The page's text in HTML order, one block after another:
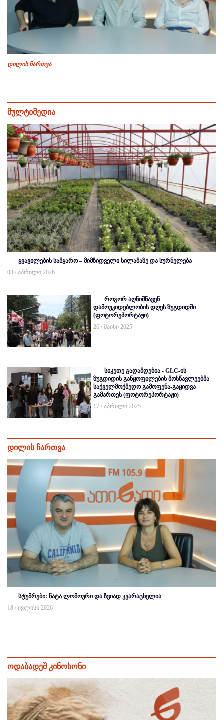
დილის ჩართვა
მულტიმედია
ყვავილების სამყარო – მიმზიდველი სილამაზე და სურნელება
03 / აპრილი 2026
როგორ აღნიშნავენ
დამოუკიდებლობის დღეს ზუგდიდში
(ფოტორეპორტაჟი)
26 / მაისი 2025
სიკეთე გადამდებია - GLC-ის
ზუგდიდის განყოფილების მოსწავლეებმა
საქველმოქმედო გამოფენა-გაყიდვა
გამართეს (ფოტორეპორტაჟი)
17 / აპრილი 2025
დილის ჩართვა
სტუმრები: ნატა ლომოური და ზვიად კვარაცხელია
18 / ივლისი 2026
ოდაბადეშ კინოხონი